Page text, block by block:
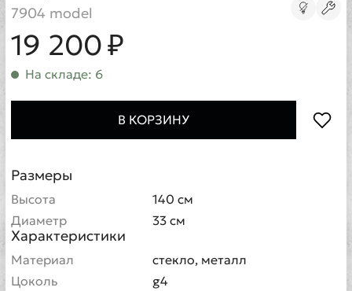
7904 model
19 200 ₽
На складе: 6
В КОРЗИНУ
Размеры
Высота
140 см
Диаметр
33 см
Характеристики
Материал
стекло, металл
Цоколь
g4